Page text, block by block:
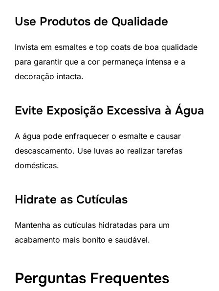
Use Produtos de Qualidade
Invista em esmaltes e top coats de boa qualidade
para garantir que a cor permaneça intensa e a
decoração intacta.
Evite Exposição Excessiva à Água
A água pode enfraquecer o esmalte e causar
descascamento. Use luvas ao realizar tarefas
domésticas.
Hidrate as Cutículas
Mantenha as cutículas hidratadas para um
acabamento mais bonito e saudável.
Perguntas Frequentes